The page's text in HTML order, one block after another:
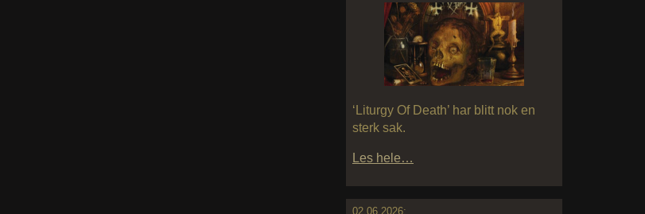
‘Liturgy Of Death’ har blitt nok en
sterk sak.
Les hele…
02.06.2026: